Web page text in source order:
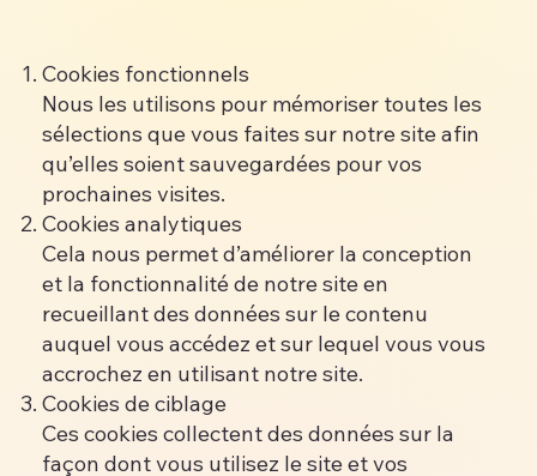
Cookies fonctionnels
Nous les utilisons pour mémoriser toutes les
sélections que vous faites sur notre site afin
qu’elles soient sauvegardées pour vos
prochaines visites.
Cookies analytiques
Cela nous permet d’améliorer la conception
et la fonctionnalité de notre site en
recueillant des données sur le contenu
auquel vous accédez et sur lequel vous vous
accrochez en utilisant notre site.
Cookies de ciblage
Ces cookies collectent des données sur la
façon dont vous utilisez le site et vos